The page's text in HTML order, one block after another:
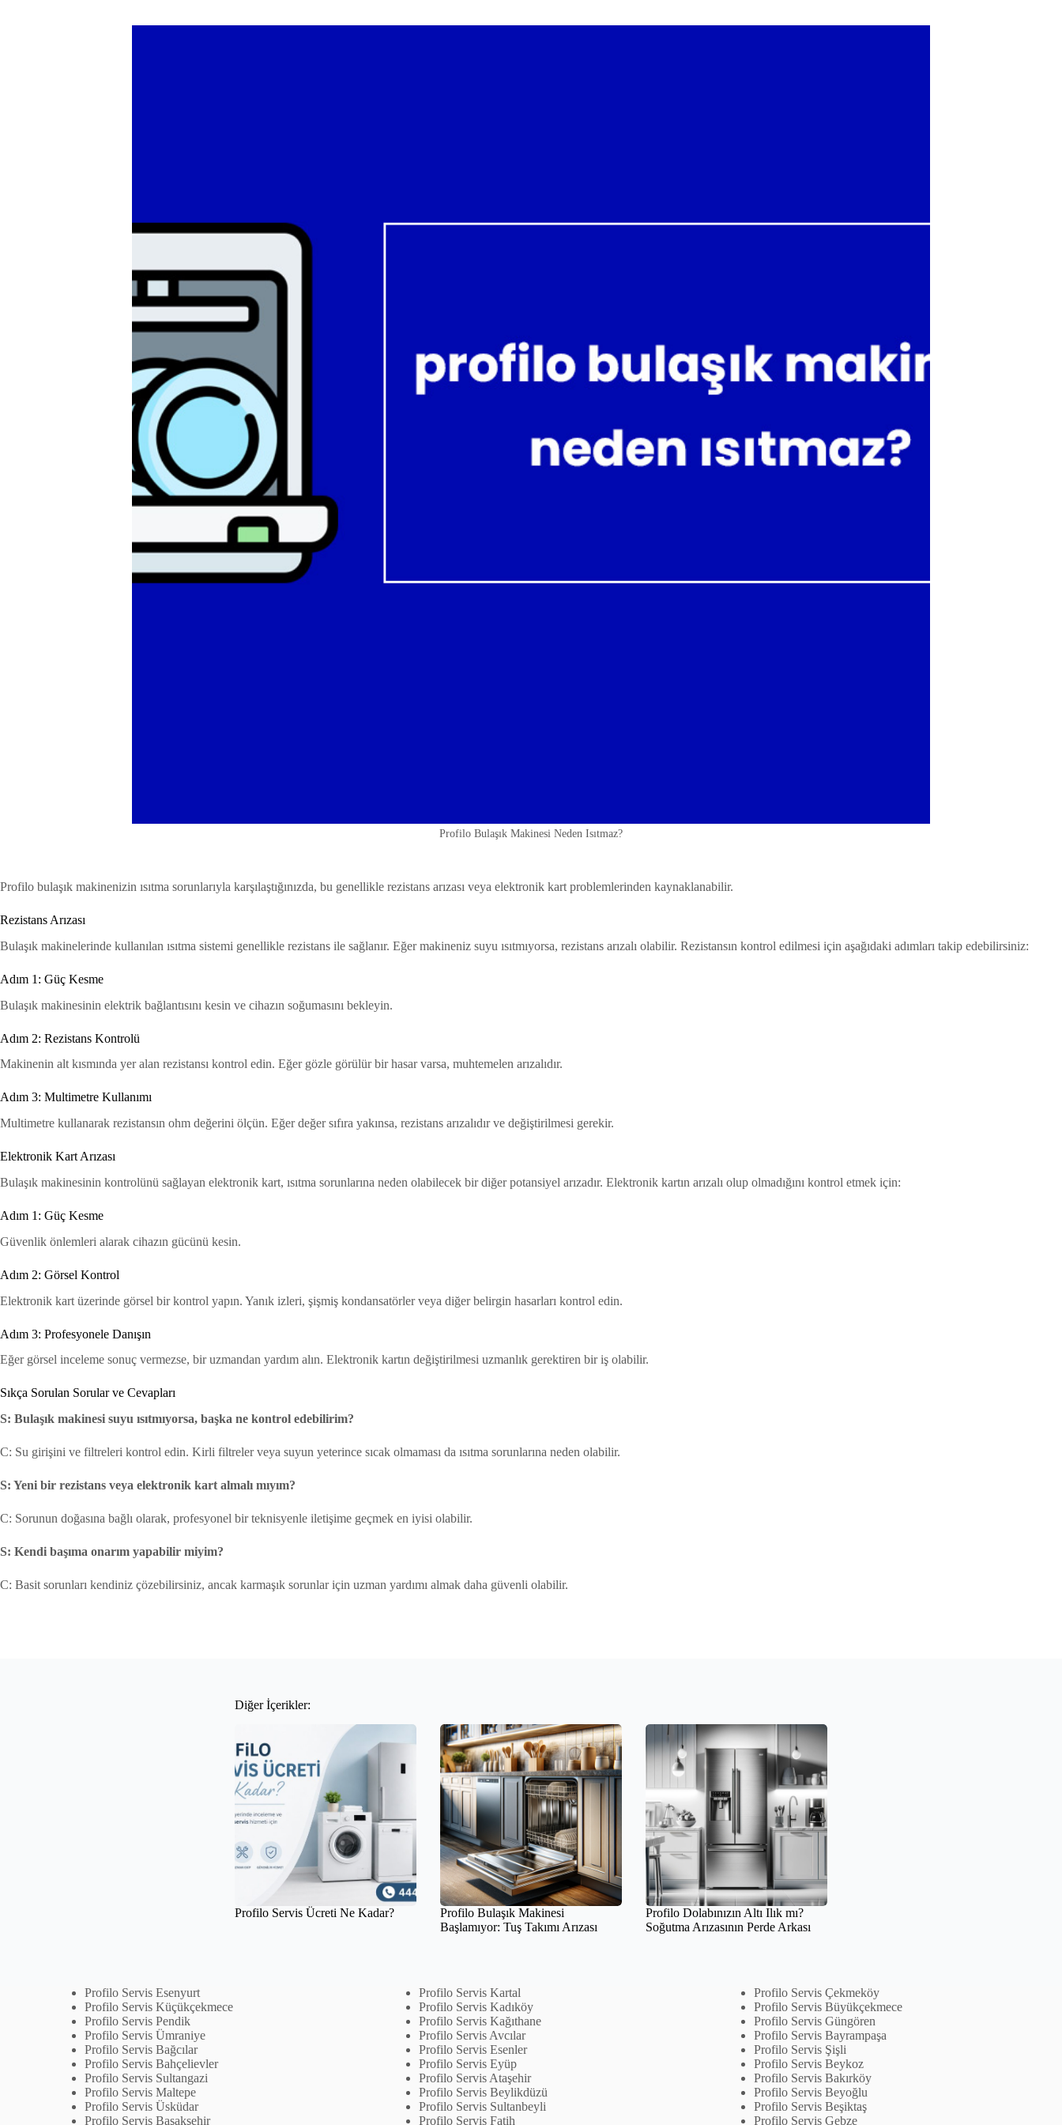
Profilo Bulaşık Makinesi Neden Isıtmaz?
Profilo bulaşık makinenizin ısıtma sorunlarıyla karşılaştığınızda, bu genellikle rezistans arızası veya elektronik kart problemlerinden kaynaklanabilir.
Rezistans Arızası
Bulaşık makinelerinde kullanılan ısıtma sistemi genellikle rezistans ile sağlanır. Eğer makineniz suyu ısıtmıyorsa, rezistans arızalı olabilir. Rezistansın kontrol edilmesi için aşağıdaki adımları takip edebilirsiniz:
Adım 1: Güç Kesme
Bulaşık makinesinin elektrik bağlantısını kesin ve cihazın soğumasını bekleyin.
Adım 2: Rezistans Kontrolü
Makinenin alt kısmında yer alan rezistansı kontrol edin. Eğer gözle görülür bir hasar varsa, muhtemelen arızalıdır.
Adım 3: Multimetre Kullanımı
Multimetre kullanarak rezistansın ohm değerini ölçün. Eğer değer sıfıra yakınsa, rezistans arızalıdır ve değiştirilmesi gerekir.
Elektronik Kart Arızası
Bulaşık makinesinin kontrolünü sağlayan elektronik kart, ısıtma sorunlarına neden olabilecek bir diğer potansiyel arızadır. Elektronik kartın arızalı olup olmadığını kontrol etmek için:
Adım 1: Güç Kesme
Güvenlik önlemleri alarak cihazın gücünü kesin.
Adım 2: Görsel Kontrol
Elektronik kart üzerinde görsel bir kontrol yapın. Yanık izleri, şişmiş kondansatörler veya diğer belirgin hasarları kontrol edin.
Adım 3: Profesyonele Danışın
Eğer görsel inceleme sonuç vermezse, bir uzmandan yardım alın. Elektronik kartın değiştirilmesi uzmanlık gerektiren bir iş olabilir.
Sıkça Sorulan Sorular ve Cevapları
S: Bulaşık makinesi suyu ısıtmıyorsa, başka ne kontrol edebilirim?
C: Su girişini ve filtreleri kontrol edin. Kirli filtreler veya suyun yeterince sıcak olmaması da ısıtma sorunlarına neden olabilir.
S: Yeni bir rezistans veya elektronik kart almalı mıyım?
C: Sorunun doğasına bağlı olarak, profesyonel bir teknisyenle iletişime geçmek en iyisi olabilir.
S: Kendi başıma onarım yapabilir miyim?
C: Basit sorunları kendiniz çözebilirsiniz, ancak karmaşık sorunlar için uzman yardımı almak daha güvenli olabilir.
Diğer İçerikler:
Profilo Servis Ücreti Ne Kadar?
Profilo Bulaşık Makinesi
Başlamıyor: Tuş Takımı Arızası
Profilo Dolabınızın Altı Ilık mı?
Soğutma Arızasının Perde Arkası
Profilo Servis Esenyurt
Profilo Servis Küçükçekmece
Profilo Servis Pendik
Profilo Servis Ümraniye
Profilo Servis Bağcılar
Profilo Servis Bahçelievler
Profilo Servis Sultangazi
Profilo Servis Maltepe
Profilo Servis Üsküdar
Profilo Servis Başakşehir
Profilo Servis Kartal
Profilo Servis Kadıköy
Profilo Servis Kağıthane
Profilo Servis Avcılar
Profilo Servis Esenler
Profilo Servis Eyüp
Profilo Servis Ataşehir
Profilo Servis Beylikdüzü
Profilo Servis Sultanbeyli
Profilo Servis Fatih
Profilo Servis Çekmeköy
Profilo Servis Büyükçekmece
Profilo Servis Güngören
Profilo Servis Bayrampaşa
Profilo Servis Şişli
Profilo Servis Beykoz
Profilo Servis Bakırköy
Profilo Servis Beyoğlu
Profilo Servis Beşiktaş
Profilo Servis Gebze